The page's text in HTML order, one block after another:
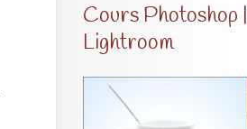
Cours Photoshop |
Lightroom